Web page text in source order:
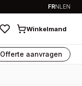
FRNLEN
Winkelmand
Offerte aanvragen